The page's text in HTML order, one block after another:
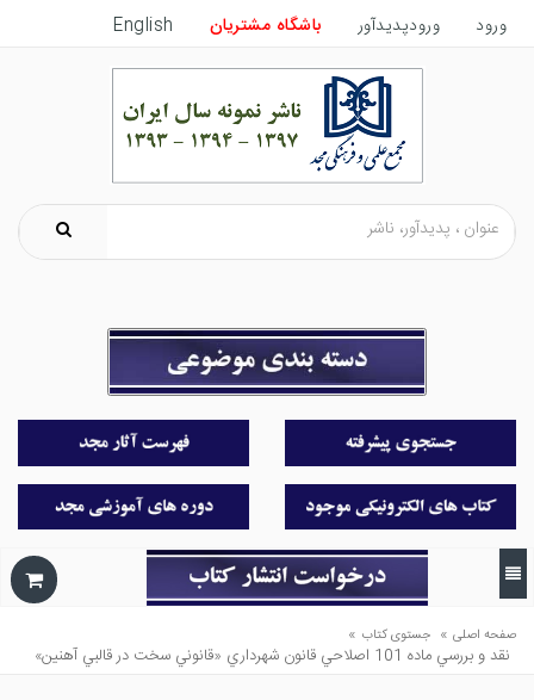
ورود ورودپدیدآور باشگاه مشتریان English
صفحه اصلی » جستوی کتاب »
نقد و بررسي ماده 101 اصلاحي قانون شهرداري «قانوني سخت در قالبي آهنين»